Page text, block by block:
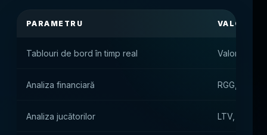
PARAMETRU
Tablouri de bord în timp real Valori în
Analiza financiară RGG, NGR,
Analiza jucătorilor LTV,